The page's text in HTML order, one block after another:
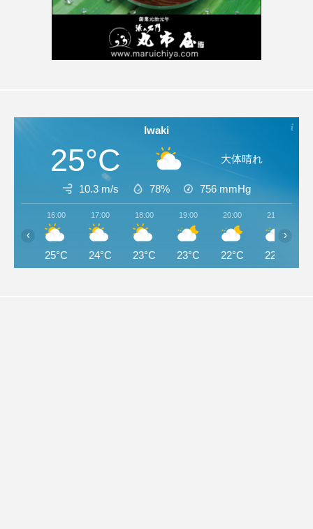
Iwaki
25°C 大体晴れ
10.3 m/s 78% 756 mmHg
16:00
25°C
17:00
24°C
18:00
23°C
19:00
23°C
20:00
22°C
21:00
22°C
‹ ›